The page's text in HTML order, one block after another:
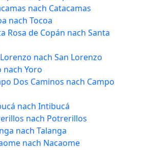
nach Catacamas
nach Tocoa
Rosa de Copán nach Santa
nach San Lorenzo
nach Yoro
Dos Caminos nach Campo
nach Intibucá
nach Potrerillos
nach Talanga
nach Nacaome